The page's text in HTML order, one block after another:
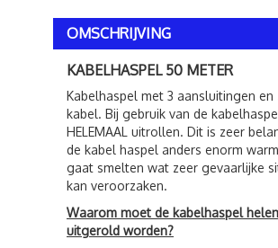
OMSCHRIJVING
KABELHASPEL 50 METER
Kabelhaspel met 3 aansluitingen en
kabel. Bij gebruik van de
HELEMAAL uitrollen. Dit is zeer
de kabel haspel anders enorm
gaat smelten wat zeer gevaarlijke
kan veroorzaken.
Waarom moet de kabelhaspel
uitgerold worden?